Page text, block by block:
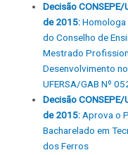
Decisão
de 2015:Homologa
do Conselho de
Mestrado
Desenvolvimento
UFERSA/GAB Nº
Decisão
de 2015:Aprova o
Bacharelado em
dos Ferros